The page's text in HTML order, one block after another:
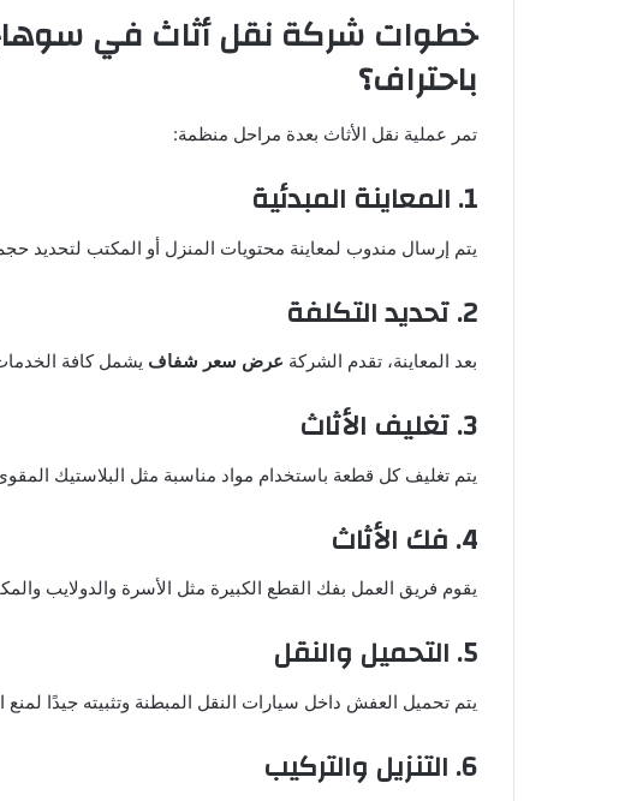
خطوات شركة نقل أثاث في
باحتراف؟
تمر عملية نقل الأثاث بعدة مراحل منظمة:
1. المعاينة المبدئية
يتم إرسال مندوب لمعاينة محتويات المنزل أو المكتب لتحديد
2. تحديد التكلفة
بعد المعاينة، تقدم الشركة عرض سعر شفاف يشمل كافة
3. تغليف الأثاث
يتم تغليف كل قطعة باستخدام مواد مناسبة مثل البلاستيك
4. فك الأثاث
يقوم فريق العمل بفك القطع الكبيرة مثل الأسرة والدولايب
5. التحميل والنقل
يتم تحميل العفش داخل سيارات النقل المبطنة وتثبيته جيدًا لمنع
6. التنزيل والتركيب